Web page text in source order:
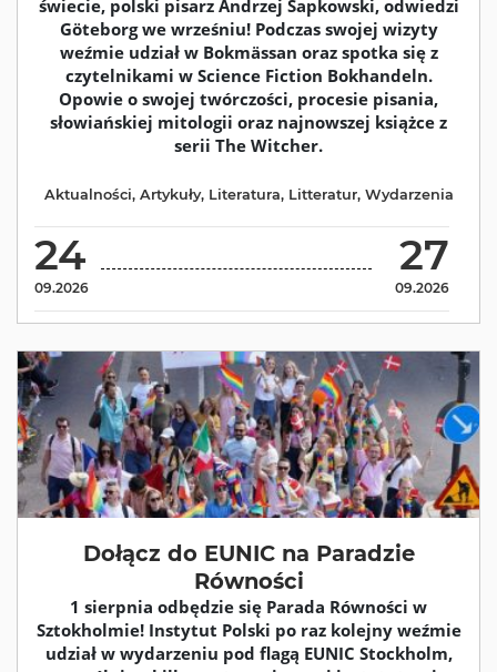
świecie, polski pisarz Andrzej Sapkowski, odwiedzi
Göteborg we wrześniu! Podczas swojej wizyty
weźmie udział w Bokmässan oraz spotka się z
czytelnikami w Science Fiction Bokhandeln.
Opowie o swojej twórczości, procesie pisania,
słowiańskiej mitologii oraz najnowszej książce z
serii The Witcher.
24
09.2026
27
09.2026
Aktualności, Artykuły, Literatura, Litteratur, Wydarzenia
Dołącz do EUNIC na Paradzie
Równości
1 sierpnia odbędzie się Parada Równości w
Sztokholmie! Instytut Polski po raz kolejny weźmie
udział w wydarzeniu pod flagą EUNIC Stockholm,